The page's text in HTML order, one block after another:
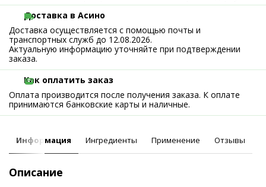
Доставка в Асино
Доставка осуществляется с помощью почты и
транспортных служб до 12.08.2026.
Актуальную информацию уточняйте при подтверждении
заказа.
Как оплатить заказ
Оплата производится после получения заказа. К оплате
принимаются банковские карты и наличные.
Информация Ингредиенты Применение Отзывы
Описание